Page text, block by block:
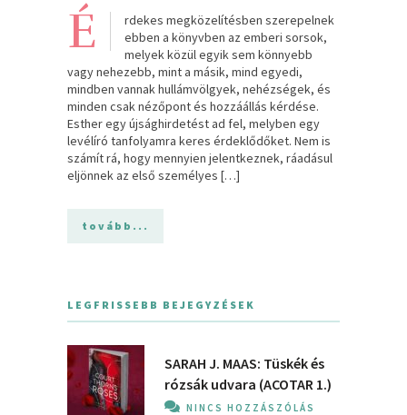
É
rdekes megközelítésben szerepelnek
ebben a könyvben az emberi sorsok,
melyek közül egyik sem könnyebb
vagy nehezebb, mint a másik, mind egyedi,
mindben vannak hullámvölgyek, nehézségek, és
minden csak nézőpont és hozzáállás kérdése.
Esther egy újsághirdetést ad fel, melyben egy
levélíró tanfolyamra keres érdeklődőket. Nem is
számít rá, hogy mennyien jelentkeznek, ráadásul
eljönnek az első személyes […]
tovább...
LEGFRISSEBB BEJEGYZÉSEK
SARAH J. MAAS: Tüskék és
rózsák udvara (ACOTAR 1.)
NINCS HOZZÁSZÓLÁS